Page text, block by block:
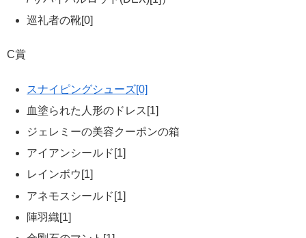
巡礼者の靴[0]
C賞
スナイピングシューズ[0]
血塗られた人形のドレス[1]
ジェレミーの美容クーポンの箱
アイアンシールド[1]
レインボウ[1]
アネモスシールド[1]
陣羽織[1]